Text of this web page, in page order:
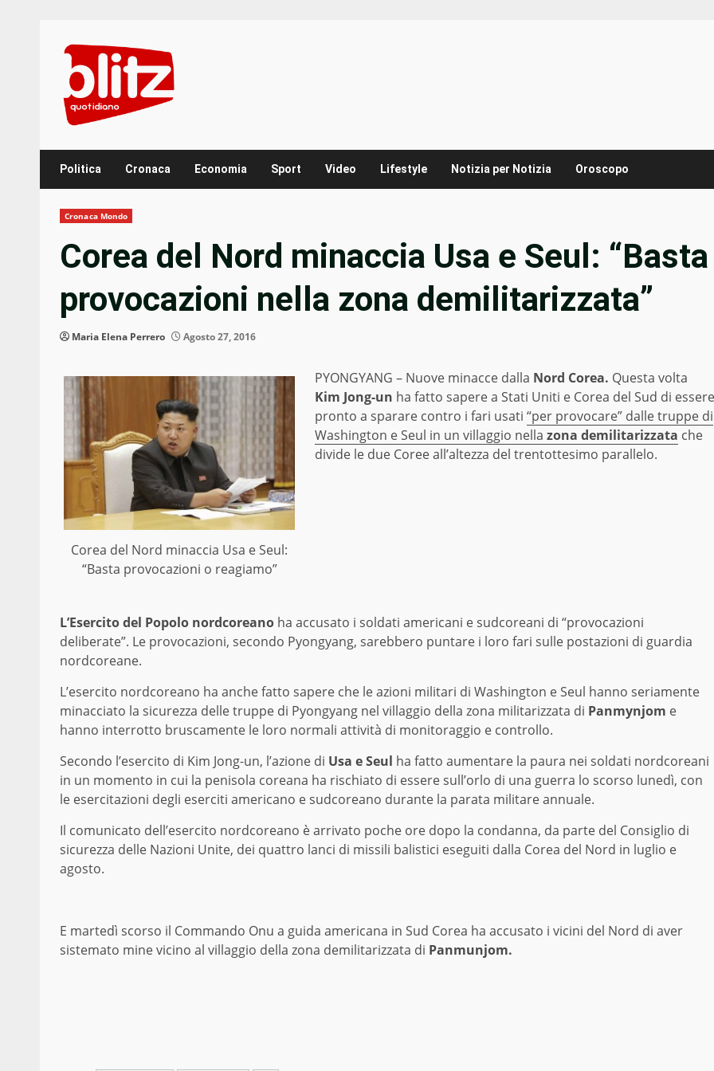
content
Politica Cronaca Economia Sport Video Lifestyle Notizia per Notizia Oroscopo
Cronaca Mondo
Corea del Nord minaccia Usa e Seul: “Basta
provocazioni nella zona demilitarizzata”
Maria Elena Perrero Agosto 27, 2016
Corea del Nord minaccia Usa e Seul:
“Basta provocazioni o reagiamo”
PYONGYANG – Nuove minacce dalla Nord Corea. Questa volta
Kim Jong-un ha fatto sapere a Stati Uniti e Corea del Sud di essere
pronto a sparare contro i fari usati “per provocare” dalle truppe di
Washington e Seul in un villaggio nella zona demilitarizzata che
divide le due Coree all’altezza del trentottesimo parallelo.
L’Esercito del Popolo nordcoreano ha accusato i soldati americani e sudcoreani di “provocazioni
deliberate”. Le provocazioni, secondo Pyongyang, sarebbero puntare i loro fari sulle postazioni di guardia
nordcoreane.
L’esercito nordcoreano ha anche fatto sapere che le azioni militari di Washington e Seul hanno seriamente
minacciato la sicurezza delle truppe di Pyongyang nel villaggio della zona militarizzata di Panmynjom e
hanno interrotto bruscamente le loro normali attività di monitoraggio e controllo.
Secondo l’esercito di Kim Jong-un, l’azione di Usa e Seul ha fatto aumentare la paura nei soldati nordcoreani
in un momento in cui la penisola coreana ha rischiato di essere sull’orlo di una guerra lo scorso lunedì, con
le esercitazioni degli eserciti americano e sudcoreano durante la parata militare annuale.
Il comunicato dell’esercito nordcoreano è arrivato poche ore dopo la condanna, da parte del Consiglio di
sicurezza delle Nazioni Unite, dei quattro lanci di missili balistici eseguiti dalla Corea del Nord in luglio e
agosto.
E martedì scorso il Commando Onu a guida americana in Sud Corea ha accusato i vicini del Nord di aver
sistemato mine vicino al villaggio della zona demilitarizzata di Panmunjom.